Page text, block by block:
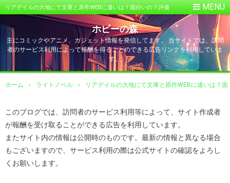
リアデイルの大地にて文庫と原作WEBに違いは？面白いの？評価
ホビーの森
主にコミックやアニメ、ガジェット情報を発信してます。 当サイトでは、訪問
者のサービス利用によって報酬を得ることのできる広告リンクを利用していま
す。
ホーム › ライトノベル › リアデイルの大地にて文庫と原作WEBに違いは？
このブログでは、訪問者のサービス利用等によって、サイト作成者
が報酬を受け取ることができる広告を利用しています。
またサイト内の情報は公開時のものです。最新の情報と異なる場合
もございますので、サービス利用の際は公式サイトの確認をよろし
くお願いします。